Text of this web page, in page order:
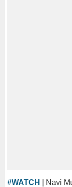
#WATCH
| Navi